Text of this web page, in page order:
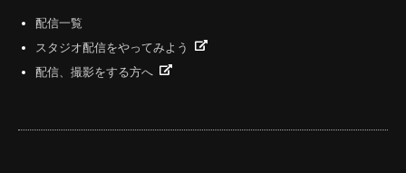
配信一覧
スタジオ配信をやってみよう
配信、撮影をする方へ